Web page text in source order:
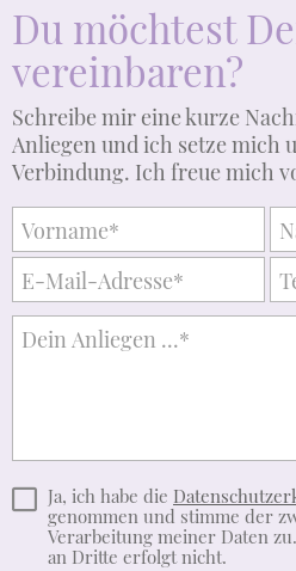
Du möchtest
vereinbaren?
Schreibe mir eine kurze
Anliegen und ich setze mich
Verbindung. Ich freue mich
Ja, ich habe die
genommen und stimme der
Verarbeitung meiner Daten
an Dritte erfolgt nicht.